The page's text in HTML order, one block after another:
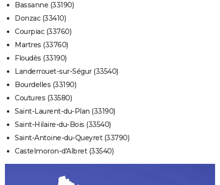
Bassanne (33190)
Donzac (33410)
Courpiac (33760)
Martres (33760)
Floudès (33190)
Landerrouet-sur-Ségur (33540)
Bourdelles (33190)
Coutures (33580)
Saint-Laurent-du-Plan (33190)
Saint-Hilaire-du-Bois (33540)
Saint-Antoine-du-Queyret (33790)
Castelmoron-d'Albret (33540)